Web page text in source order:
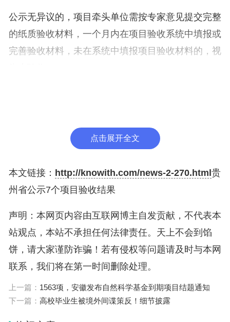
公示无异议的，项目牵头单位需按专家意见提交完整
的纸质验收材料，一个月内在项目验收系统中填报或
完善验收材料，未在系统中填报项目验收材料的，视
点击展开全文
本文链接： http://knowith.com/news-2-270.html 贵
州省公示7个项目验收结果
声明：本网页内容由互联网博主自发贡献，不代表本
站观点，本站不承担任何法律责任。天上不会到馅
饼，请大家谨防诈骗！若有侵权等问题请及时与本网
联系，我们将在第一时间删除处理。
上一篇： 1563项，安徽发布自然科学基金到期项目结题通知
下一篇： 高校毕业生被境外间谍策反！细节披露